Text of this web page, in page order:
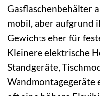
Gasflaschenbehälter
mobil, aber aufgrund
Gewichts eher für
Kleinere elektrische
Standgeräte,
Wandmontagegeräte